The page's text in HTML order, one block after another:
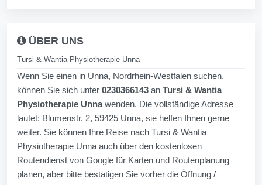
ÜBER UNS
Tursi & Wantia Physiotherapie Unna
Wenn Sie einen in Unna, Nordrhein-Westfalen suchen,
können Sie sich unter 0230366143 an Tursi & Wantia
Physiotherapie Unnawenden. Die vollständige Adresse
lautet: Blumenstr. 2, 59425 Unna, sie helfen Ihnen gerne
weiter. Sie können Ihre Reise nach Tursi & Wantia
Physiotherapie Unna auch über den kostenlosen
Routendienst von Google für Karten und Routenplanung
planen, aber bitte bestätigen Sie vorher die Öffnung /